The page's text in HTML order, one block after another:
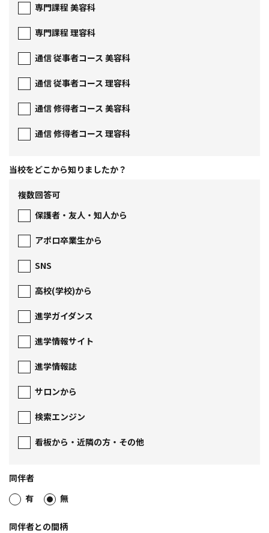
専門課程 美容科
専門課程 理容科
通信 従事者コース 美容科
通信 従事者コース 理容科
通信 修得者コース 美容科
通信 修得者コース 理容科
当校をどこから知りましたか？
複数回答可
保護者・友人・知人から
アポロ卒業生から
SNS
高校(学校)から
進学ガイダンス
進学情報サイト
進学情報誌
サロンから
検索エンジン
看板から・近隣の方・その他
同伴者
有
無
同伴者との間柄